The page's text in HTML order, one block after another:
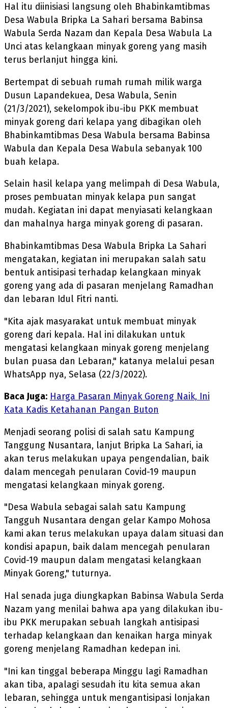
Hal itu diinisiasi langsung oleh Bhabinkamtibmas
Desa Wabula Bripka La Sahari bersama Babinsa
Wabula Serda Nazam dan Kepala Desa Wabula La
Unci atas kelangkaan minyak goreng yang masih
terus berlanjut hingga kini.
Bertempat di sebuah rumah rumah milik warga
Dusun Lapandekuea, Desa Wabula, Senin
(21/3/2021), sekelompok ibu-ibu PKK membuat
minyak goreng dari kelapa yang dibagikan oleh
Bhabinkamtibmas Desa Wabula bersama Babinsa
Wabula dan Kepala Desa Wabula sebanyak 100
buah kelapa.
Selain hasil kelapa yang melimpah di Desa Wabula,
proses pembuatan minyak kelapa pun sangat
mudah. Kegiatan ini dapat menyiasati kelangkaan
dan mahalnya harga minyak goreng di pasaran.
Bhabinkamtibmas Desa Wabula Bripka La Sahari
mengatakan, kegiatan ini merupakan salah satu
bentuk antisipasi terhadap kelangkaan minyak
goreng yang ada di pasaran menjelang Ramadhan
dan lebaran Idul Fitri nanti.
"Kita ajak masyarakat untuk membuat minyak
goreng dari kepala. Hal ini dilakukan untuk
mengatasi kelangkaan minyak goreng menjelang
bulan puasa dan Lebaran," katanya melalui pesan
WhatsApp nya, Selasa (22/3/2022).
Baca Juga: Harga Pasaran Minyak Goreng Naik, Ini
Kata Kadis Ketahanan Pangan Buton
Menjadi seorang polisi di salah satu Kampung
Tanggung Nusantara, lanjut Bripka La Sahari, ia
akan terus melakukan upaya pengendalian, baik
dalam mencegah penularan Covid-19 maupun
mengatasi kelangkaan minyak goreng.
"Desa Wabula sebagai salah satu Kampung
Tangguh Nusantara dengan gelar Kampo Mohosa
kami akan terus melakukan upaya dalam situasi dan
kondisi apapun, baik dalam mencegah penularan
Covid-19 maupun dalam mengatasi kelangkaan
Minyak Goreng," tuturnya.
Hal senada juga diungkapkan Babinsa Wabula Serda
Nazam yang menilai bahwa apa yang dilakukan ibu-
ibu PKK merupakan sebuah langkah antisipasi
terhadap kelangkaan dan kenaikan harga minyak
goreng menjelang Ramadhan kedepan ini.
"Ini kan tinggal beberapa Minggu lagi Ramadhan
akan tiba, apalagi sesudah itu kita semua akan
lebaran, sehingga untuk mengantisipasi lonjakan